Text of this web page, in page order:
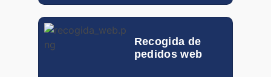
Recogida de
pedidos web